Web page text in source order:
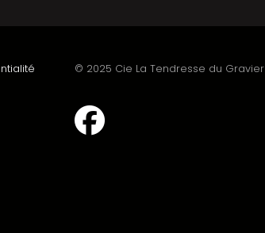
© 2025 Cie La Tendresse du Gravier